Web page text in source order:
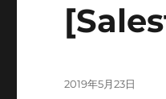
投
2019年5月23日